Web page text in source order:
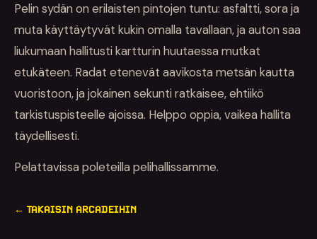
Pelin sydän on erilaisten pintojen tuntu: asfaltti, sora ja
muta käyttäytyvät kukin omalla tavallaan, ja auton saa
liukumaan hallitusti kartturin huutaessa mutkat
etukäteen. Radat etenevät aavikosta metsän kautta
vuoristoon, ja jokainen sekunti ratkaisee, ehtiikö
tarkistuspisteelle ajoissa. Helppo oppia, vaikea hallita
täydellisesti.
Pelattavissa poleteilla pelihallissamme.
← TAKAISIN ARCADEIHIN